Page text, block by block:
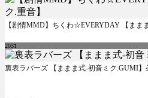
【剧情MMD】ちくわ☆EVERYDAY 【まま
2031
裏表ラバーズ 【ままま式-初音ミク.GUMI】